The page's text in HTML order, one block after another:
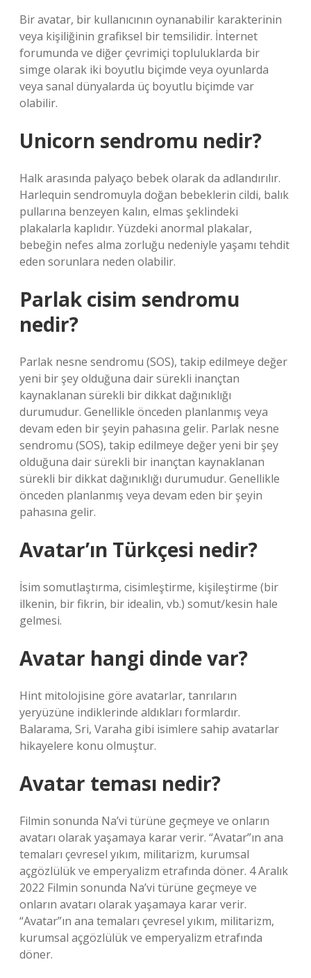
Bir avatar, bir kullanıcının oynanabilir karakterinin
veya kişiliğinin grafiksel bir temsilidir. İnternet
forumunda ve diğer çevrimiçi topluluklarda bir
simge olarak iki boyutlu biçimde veya oyunlarda
veya sanal dünyalarda üç boyutlu biçimde var
olabilir.
Unicorn sendromu nedir?
Halk arasında palyaço bebek olarak da adlandırılır.
Harlequin sendromuyla doğan bebeklerin cildi, balık
pullarına benzeyen kalın, elmas şeklindeki
plakalarla kaplıdır. Yüzdeki anormal plakalar,
bebeğin nefes alma zorluğu nedeniyle yaşamı tehdit
eden sorunlara neden olabilir.
Parlak cisim sendromu
nedir?
Parlak nesne sendromu (SOS), takip edilmeye değer
yeni bir şey olduğuna dair sürekli inançtan
kaynaklanan sürekli bir dikkat dağınıklığı
durumudur. Genellikle önceden planlanmış veya
devam eden bir şeyin pahasına gelir. Parlak nesne
sendromu (SOS), takip edilmeye değer yeni bir şey
olduğuna dair sürekli bir inançtan kaynaklanan
sürekli bir dikkat dağınıklığı durumudur. Genellikle
önceden planlanmış veya devam eden bir şeyin
pahasına gelir.
Avatar’ın Türkçesi nedir?
İsim somutlaştırma, cisimleştirme, kişileştirme (bir
ilkenin, bir fikrin, bir idealin, vb.) somut/kesin hale
gelmesi.
Avatar hangi dinde var?
Hint mitolojisine göre avatarlar, tanrıların
yeryüzüne indiklerinde aldıkları formlardır.
Balarama, Sri, Varaha gibi isimlere sahip avatarlar
hikayelere konu olmuştur.
Avatar teması nedir?
Filmin sonunda Na’vi türüne geçmeye ve onların
avatarı olarak yaşamaya karar verir. “Avatar”ın ana
temaları çevresel yıkım, militarizm, kurumsal
açgözlülük ve emperyalizm etrafında döner. 4 Aralık
2022 Filmin sonunda Na’vi türüne geçmeye ve
onların avatarı olarak yaşamaya karar verir.
“Avatar”ın ana temaları çevresel yıkım, militarizm,
kurumsal açgözlülük ve emperyalizm etrafında
döner.